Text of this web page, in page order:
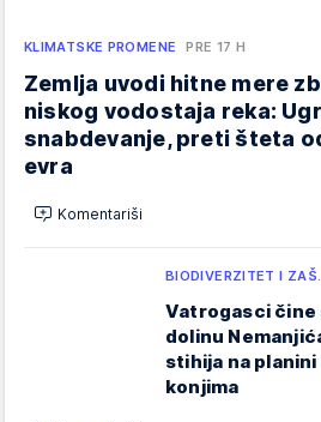
KLIMATSKE PROMENE PRE 17 H
Zemlja uvodi hitne mere
niskog vodostaja reka:
snabdevanje, preti šteta
evra
Komentariši
BIODIVERZITET I
Vatrogasci čine
dolinu
stihija na
konjima